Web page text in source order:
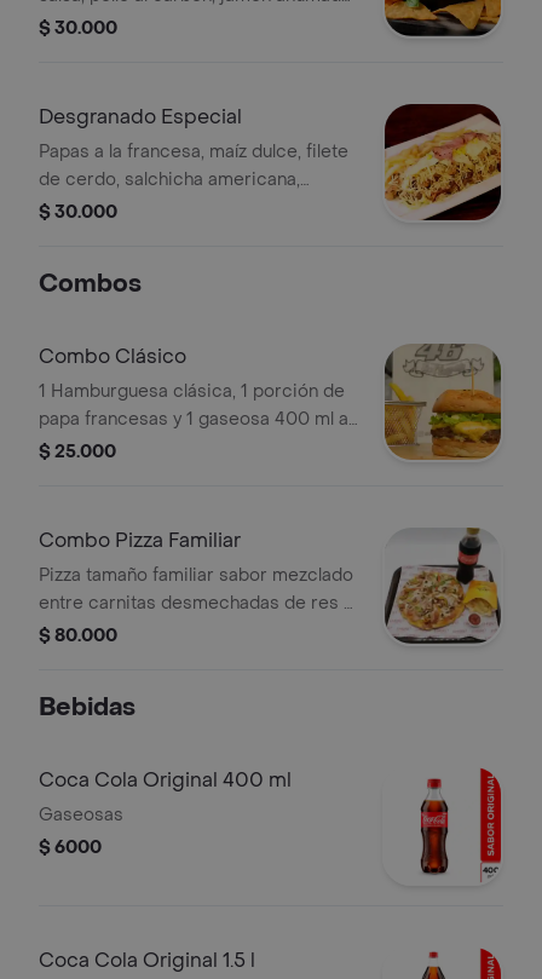
tocineta, queso mozarella, piña calada
$ 30.000
Desgranado Especial
Papas a la francesa, maíz dulce, filete
de cerdo, salchicha americana,
tocineta, queso, ripio.
$ 30.000
Combos
Combo Clásico
1 Hamburguesa clásica, 1 porción de
papa francesas y 1 gaseosa 400 ml a
elegir.
$ 25.000
Combo Pizza Familiar
Pizza tamaño familiar sabor mezclado
entre carnitas desmechadas de res y
pollo, tocineta, maduritos, jamón,
personas y una coca cola de 1.5 litros
$ 80.000
Bebidas
Coca Cola Original 400 ml
Gaseosas
$ 6000
Coca Cola Original 1.5 l